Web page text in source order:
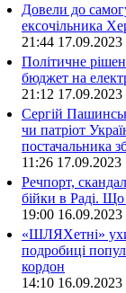
Довели до
ексочільника
21:44 17.09.2023
Політичне
бюджет на
21:12 17.09.2023
Сергій
чи патріот
постачальника
11:26 17.09.2023
Речпорт,
бійки в Раді.
19:00 16.09.2023
«ШЛЯХетні»
подробиці
кордон
14:10 16.09.2023